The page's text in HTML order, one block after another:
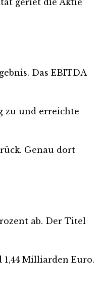
Das EBITDA
zu und erreichte
Genau dort
ab. Der Titel
Milliarden Euro.